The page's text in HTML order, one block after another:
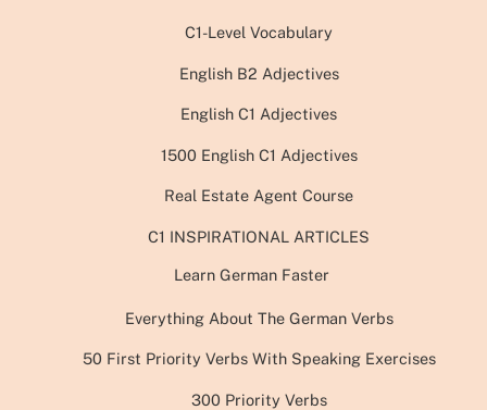
C1-Level Vocabulary
English B2 Adjectives
English C1 Adjectives
1500 English C1 Adjectives
Real Estate Agent Course
C1 INSPIRATIONAL ARTICLES
Learn German Faster
Everything About The German Verbs
50 First Priority Verbs With Speaking Exercises
300 Priority Verbs